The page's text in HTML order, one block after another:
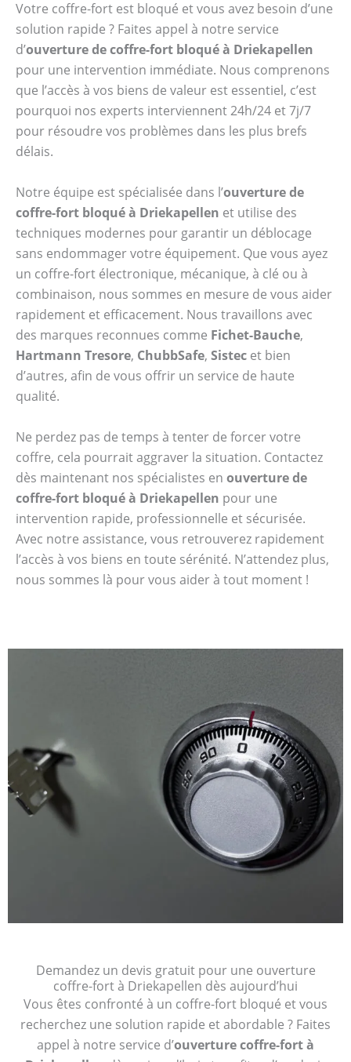
Votre coffre-fort est bloqué et vous avez besoin d’une
solution rapide ? Faites appel à notre service
d’ouverture de coffre-fort bloqué à Driekapellen
pour une intervention immédiate. Nous comprenons
que l’accès à vos biens de valeur est essentiel, c’est
pourquoi nos experts interviennent 24h/24 et 7j/7
pour résoudre vos problèmes dans les plus brefs
délais.
Notre équipe est spécialisée dans l’ouverture de
coffre-fort bloqué à Driekapellen et utilise des
techniques modernes pour garantir un déblocage
sans endommager votre équipement. Que vous ayez
un coffre-fort électronique, mécanique, à clé ou à
combinaison, nous sommes en mesure de vous aider
rapidement et efficacement. Nous travaillons avec
des marques reconnues comme Fichet-Bauche,
Hartmann Tresore, ChubbSafe, Sistec et bien
d’autres, afin de vous offrir un service de haute
qualité.
Ne perdez pas de temps à tenter de forcer votre
coffre, cela pourrait aggraver la situation. Contactez
dès maintenant nos spécialistes en ouverture de
coffre-fort bloqué à Driekapellen pour une
intervention rapide, professionnelle et sécurisée.
Avec notre assistance, vous retrouverez rapidement
l’accès à vos biens en toute sérénité. N’attendez plus,
nous sommes là pour vous aider à tout moment !
Demandez un devis gratuit pour une ouverture
coffre-fort à Driekapellen dès aujourd’hui
Vous êtes confronté à un coffre-fort bloqué et vous
recherchez une solution rapide et abordable ? Faites
appel à notre service d’ouverture coffre-fort à